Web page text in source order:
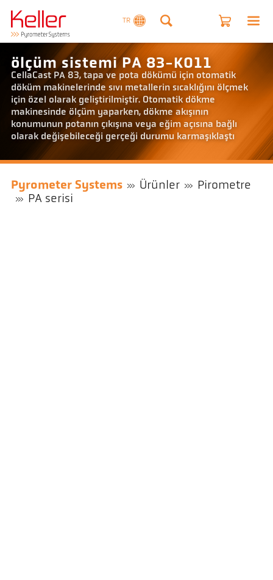
TR
ölçüm sistemi PA 83-K011
CellaCast PA 83, tapa ve pota dökümü için otomatik
döküm makinelerinde sıvı metallerin sıcaklığını ölçmek
için özel olarak geliştirilmiştir. Otomatik dökme
makinesinde ölçüm yaparken, dökme akışının
konumunun potanın çıkışına veya eğim açısına bağlı
olarak değişebileceği gerçeği durumu karmaşıklaştı
Pyrometer Systems Ürünler
Pirometre
PA serisi